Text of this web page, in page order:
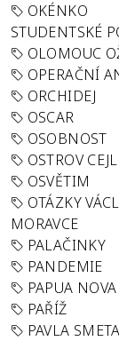
OKÉNKO
STUDENTSKÉ
OLOMOUC
OPERAČNÍ
ORCHIDEJ
OSCAR
OSOBNOST
OSTROV
OSVĚTIM
OTÁZKY
MORAVCE
PALAČINKY
PANDEMIE
PAPUA
PAŘÍŽ
PAVLA